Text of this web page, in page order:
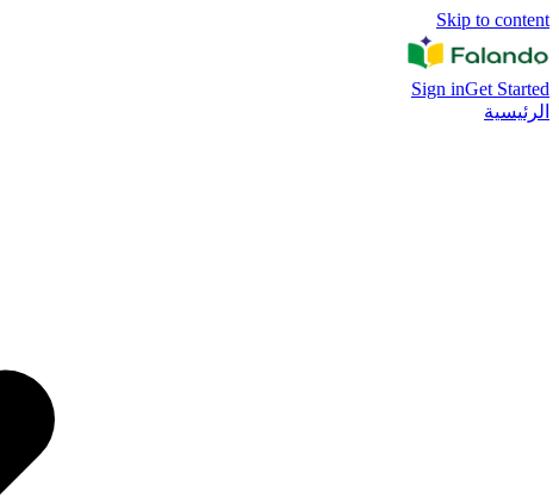
Skip to content
Sign inGet Started
الرئيسية